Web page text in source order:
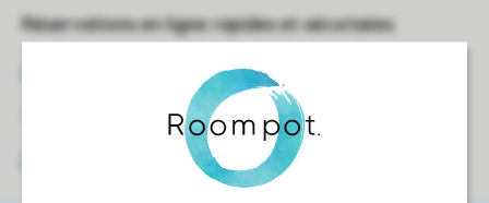
Réservations en ligne rapides et sécurisées
Transmission sécurisée des données
Paiement sécurisé